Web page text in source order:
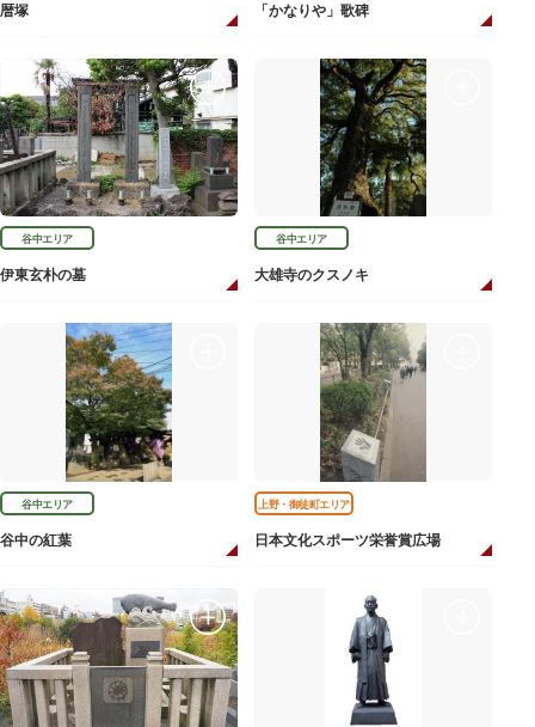
暦塚 「かなりや」歌碑
谷中エリア
伊東玄朴の墓
谷中エリア
大雄寺のクスノキ
谷中エリア
谷中の紅葉
上野・御徒町エリア
日本文化スポーツ栄誉賞広場